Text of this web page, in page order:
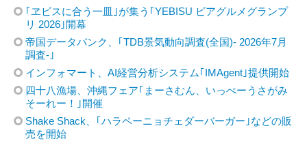
｢ヱビスに合う一皿｣が集う｢YEBISU ビアグルメグランプ
リ 2026｣開幕
帝国データバンク、｢TDB景気動向調査(全国)- 2026年7月
調査-｣
インフォマート、AI経営分析システム｢IMAgent｣提供開始
四十八漁場、沖縄フェア｢まーさむん、いっぺーうさがみ
そーれー！｣開催
Shake Shack、｢ハラペーニョチェダーバーガー｣などの販
売を開始